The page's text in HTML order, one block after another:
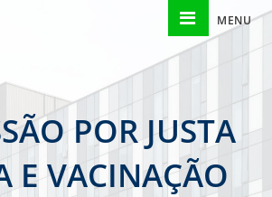
MENU
POR JUSTA
E VACINAÇÃO